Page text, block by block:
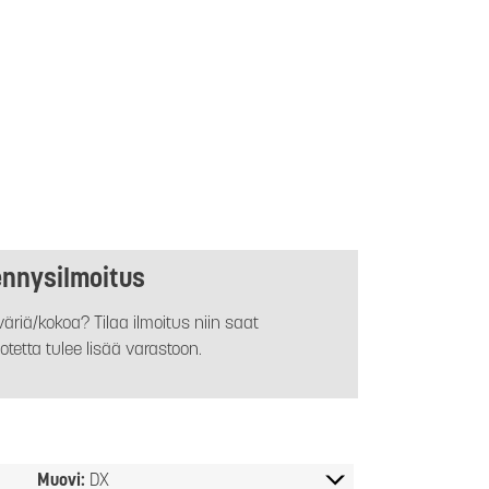
kokoa? Tilaa ilmoitus niin saat
tulee lisää varastoon.
Muovi: DX